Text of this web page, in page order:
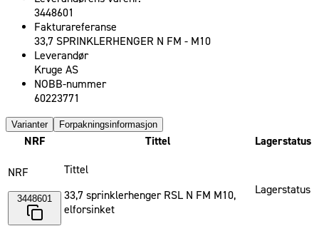
3448601
Fakturareferanse
33,7 SPRINKLERHENGER N FM - M10
Leverandør
Kruge AS
NOBB-nummer
60223771
Varianter Forpakningsinformasjon
NRF Tittel Lagerstatus
NRF
3448601
Tittel
33,7 sprinklerhenger RSL N FM M10,
elforsinket
Lagerstatus